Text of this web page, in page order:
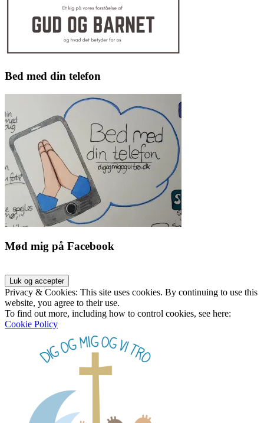
Bed med din telefon
Mød mig på Facebook
Privacy & Cookies: This site uses cookies. By continuing to use this
website, you agree to their use.
To find out more, including how to control cookies, see here:
Cookie Policy